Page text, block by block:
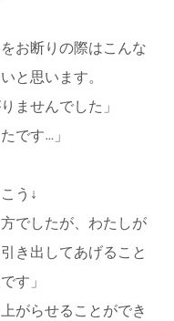
お断りの際はこんな
と思います。
ませんでした」
です…」
う↓
方でしたが、わたしが
き出してあげること
す」
がらせることができ